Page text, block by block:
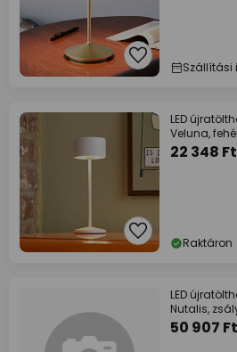
LED
Veluna,
22 348 Ft
Raktáron
LED
Nutalis,
50 907 Ft